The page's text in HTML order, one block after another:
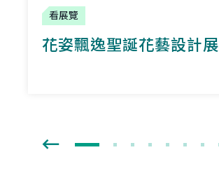
看展覽
花姿飄逸聖誕花藝設計展